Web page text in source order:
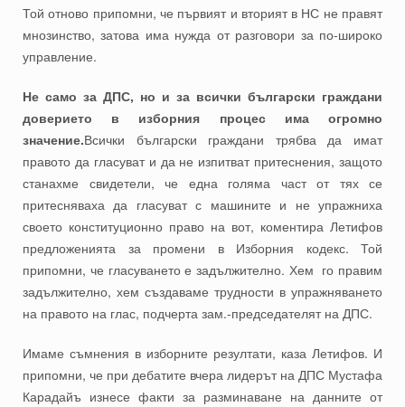
Той отново припомни, че първият и вторият в НС не правят
мнозинство, затова има нужда от разговори за по-широко
управление.
Не само за ДПС, но и за всички български граждани
доверието в изборния процес има огромно
значение.Всички български граждани трябва да имат
правото да гласуват и да не изпитват притеснения, защото
станахме свидетели, че една голяма част от тях се
притесняваха да гласуват с машините и не упражниха
своето конституционно право на вот, коментира Летифов
предложенията за промени в Изборния кодекс. Той
припомни, че гласуването е задължително. Хем го правим
задължително, хем създаваме трудности в упражняването
на правото на глас, подчерта зам.-председателят на ДПС.
Имаме съмнения в изборните резултати, каза Летифов. И
припомни, че при дебатите вчера лидерът на ДПС Мустафа
Карадайъ изнесе факти за разминаване на данните от